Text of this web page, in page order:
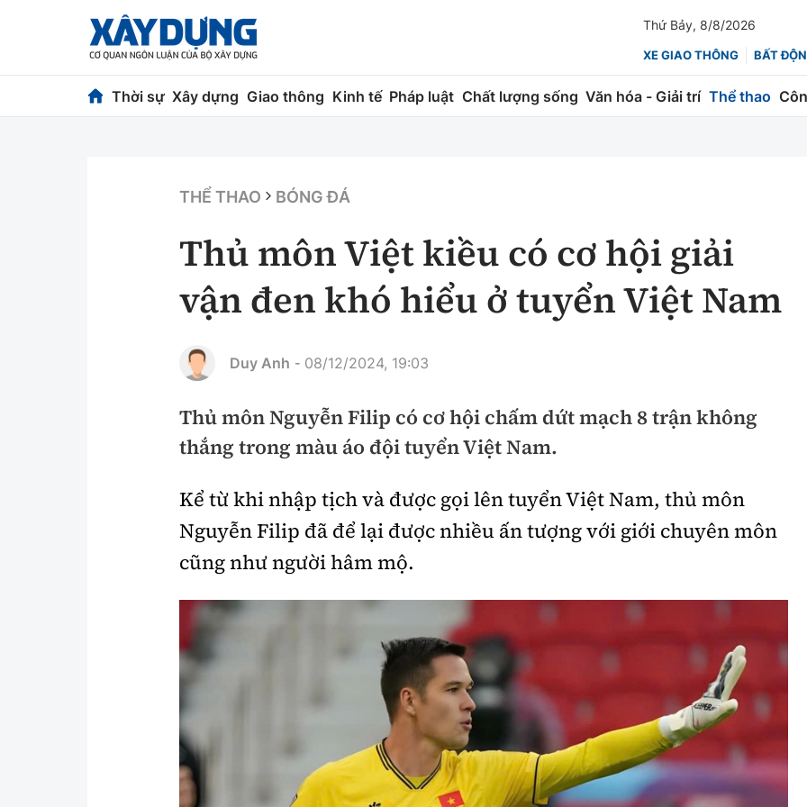
Thứ Bảy, 8/8/2026
XE GIAO THÔNG BẤT
Thời sự Xây dựng Giao thông Kinh tế Pháp luật Chất lượng sống Văn hóa - Giải trí Thể thao
Chuyện dọc đường
Chỉ đạo điều hành
Vật liệu xây dựng
Giám định chất lượng
Hàng không
Đường sắt
Đường thủy
Đường sắt đô thị
Thi viết về Ngành
Chứng khoán
Bảo hiểm
An ninh hình sự
An toàn giao thông
Giao thông 24h
ATGT địa phương
Văn hóa giao thông
Gương sáng giao thông
Chất lượng sống Văn hóa - Giải Trí
Văn hóa
Thể thao
Bóng đá
Công nghệ
Công nghệ mới
THỂ THAO BÓNG ĐÁ
Thủ môn Việt kiều có cơ hội giải
vận đen khó hiểu ở tuyển Việt Nam
Duy Anh - 08/12/2024, 19:03
Thủ môn Nguyễn Filip có cơ hội chấm dứt mạch 8 trận không
thắng trong màu áo đội tuyển Việt Nam.
Kể từ khi nhập tịch và được gọi lên tuyển Việt Nam, thủ môn
Nguyễn Filip đã để lại được nhiều ấn tượng với giới chuyên môn
cũng như người hâm mộ.